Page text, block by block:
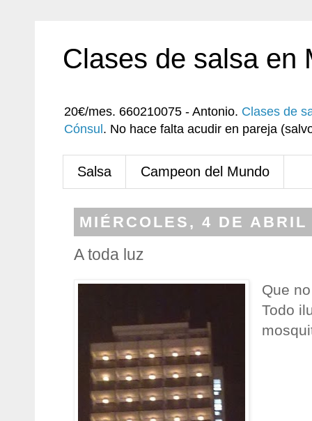
Clases de salsa en
20€/mes. 660210075 - Antonio. Clases de
Cónsul . No hace falta acudir en pareja
Salsa Campeon del Mundo
MIÉRCOLES, 4 DE
A toda luz
Que
Todo